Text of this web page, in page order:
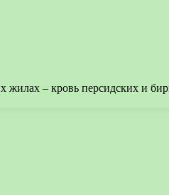
жилах – кровь персидских и